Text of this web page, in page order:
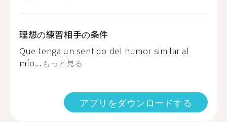
理想の練習相手の条件
Que tenga un sentido del humor similar al
mío... もっと見る
アプリをダウンロードする